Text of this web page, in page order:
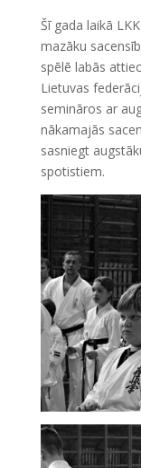
Šī gada laikā
mazāku
spēlē labās
Lietuvas
semināros ar
nākamajās
sasniegt
spotistiem.